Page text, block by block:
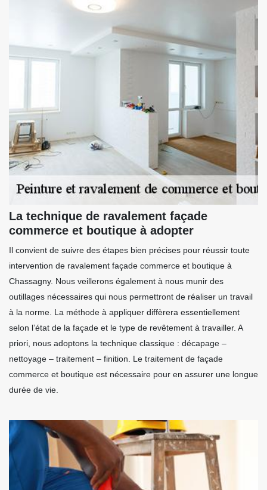
La technique de ravalement façade
commerce et boutique à adopter
Il convient de suivre des étapes bien précises pour réussir toute
intervention de ravalement façade commerce et boutique à
Chassagny. Nous veillerons également à nous munir des
outillages nécessaires qui nous permettront de réaliser un travail
à la norme. La méthode à appliquer diffèrera essentiellement
selon l’état de la façade et le type de revêtement à travailler. A
priori, nous adoptons la technique classique : décapage –
nettoyage – traitement – finition. Le traitement de façade
commerce et boutique est nécessaire pour en assurer une longue
durée de vie.